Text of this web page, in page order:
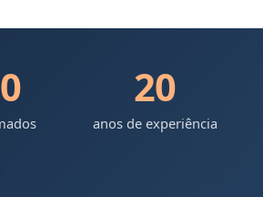
20
anos de experiência